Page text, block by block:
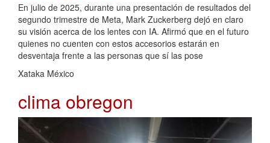
En julio de 2025, durante una presentación de resultados del
segundo trimestre de Meta, Mark Zuckerberg dejó en claro
su visión acerca de los lentes con IA. Afirmó que en el futuro
quienes no cuenten con estos accesorios estarán en
desventaja frente a las personas que sí las pose
Xataka México
clima obregon